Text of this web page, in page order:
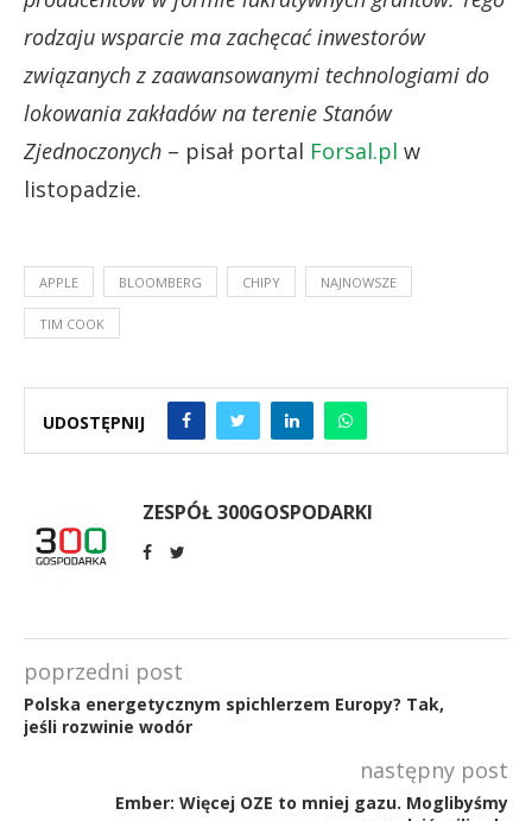
rodzaju wsparcie ma zachęcać inwestorów
związanych z zaawansowanymi technologiami do
lokowania zakładów na terenie Stanów
Zjednoczonych – pisał portal Forsal.pl w
listopadzie.
APPLE BLOOMBERG CHIPY NAJNOWSZE
TIM COOK
UDOSTĘPNIJ
ZESPÓŁ 300GOSPODARKI
poprzedni post
Polska energetycznym spichlerzem Europy? Tak,
jeśli rozwinie wodór
następny post
Ember: Więcej OZE to mniej gazu. Moglibyśmy